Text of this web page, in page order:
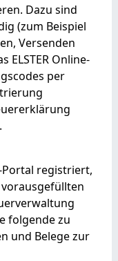
Dazu sind
(zum Beispiel
Versenden
ELSTER Online-
per
Portal registriert,
folgende zu
und Belege zur